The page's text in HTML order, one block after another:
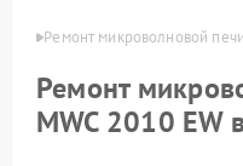
Ремонт микроволновой
Ремонт
MWC 2010 EW